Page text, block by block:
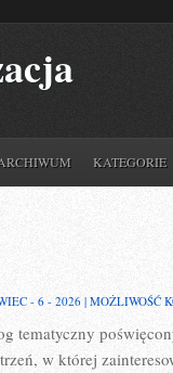
KATEGORIE
- 6 - 2026 | MOŻLIWOŚĆ
tematyczny
w której